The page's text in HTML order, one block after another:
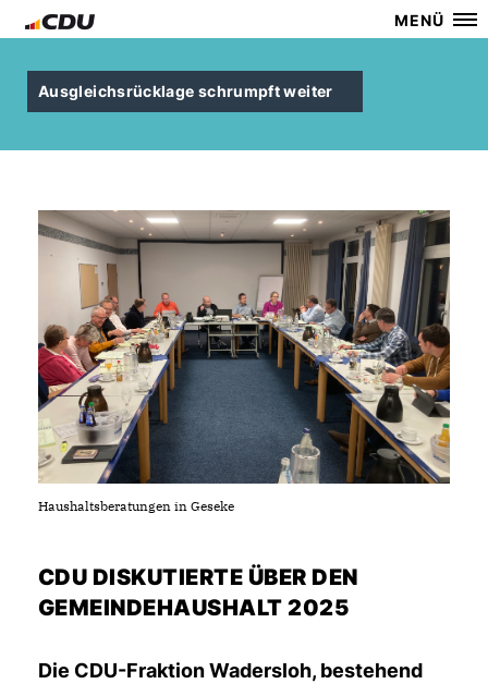
MENÜ
Ausgleichsrücklage schrumpft weiter
Haushaltsberatungen in Geseke
CDU DISKUTIERTE ÜBER DEN
GEMEINDEHAUSHALT 2025
Die CDU-Fraktion Wadersloh, bestehend